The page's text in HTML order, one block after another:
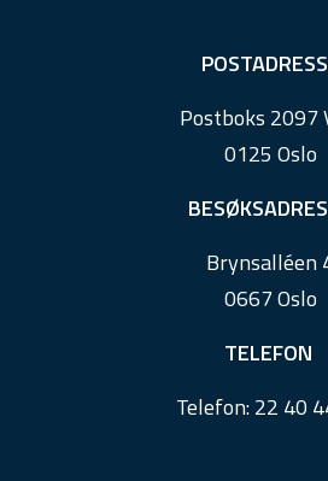
Postboks 2097
0125 Oslo
Brynsalléen
0667 Oslo
TELEFON
Telefon:22 40